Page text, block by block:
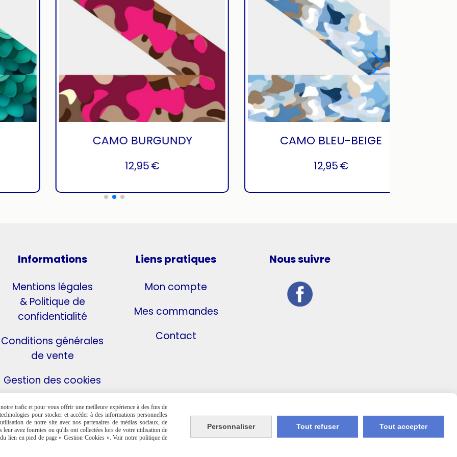
CAMO BURGUNDY CAMO BLEU-BEIGE
Informations
Mentions légales
& Politique de
confidentialité
Conditions générales
de vente
Gestion des cookies
Liens pratiques
Mon compte
Mes commandes
Contact
Nous suivre
trafic et pour vous offrir une meilleure expérience à des fins de
pour stocker et accéder à des informations personnelles
de notre site avec nos partenaires de médias sociaux, de
avez fournies ou qu'ils ont collectées lors de votre utilisation de
lien en pied de page « Gestion Cookies ». Voir notre politique de
Personnaliser Tout refuser Tout accepter